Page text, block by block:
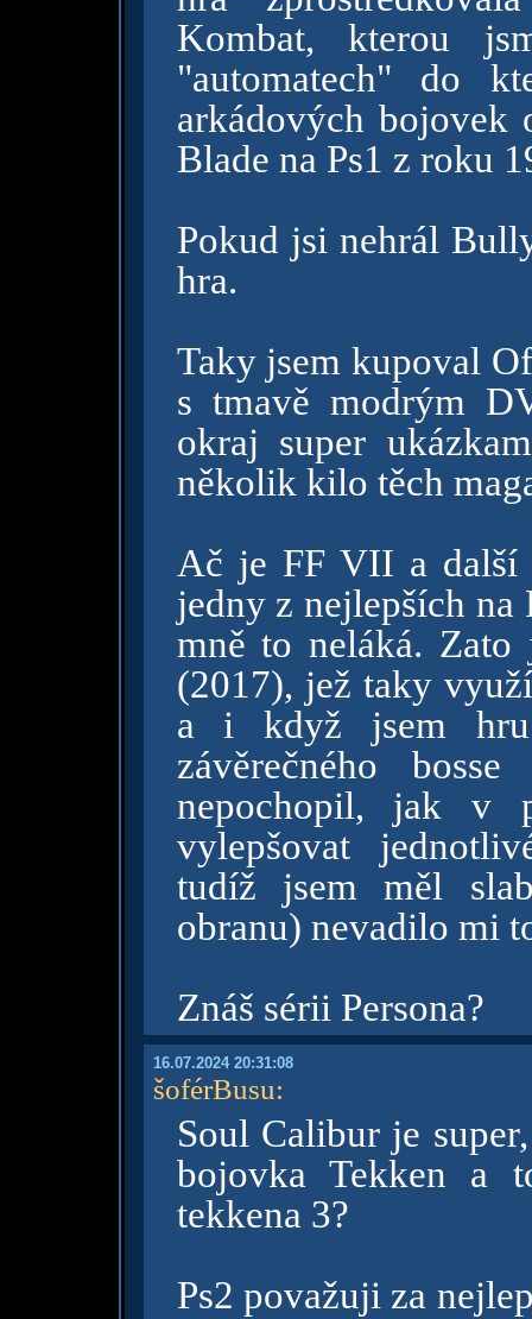
Kombat, kterou
"automatech" do
arkádových bojovek
Blade na Ps1 z roku
Pokud jsi nehrál
hra.
Taky jsem kupoval
s tmavě modrým
okraj super
několik kilo těch
Ač je FF VII a další
jedny z nejlepších na
mně to neláká. Zato
(2017), jež taky
a i když jsem hru
závěrečného
nepochopil, jak v
vylepšovat
tudíž jsem měl
obranu) nevadilo mi
Znáš sérii Persona?
16.07.2024 20:31:08
šoférBusu:
Soul Calibur je
bojovka Tekken
tekkena 3?
Ps2 považuji za